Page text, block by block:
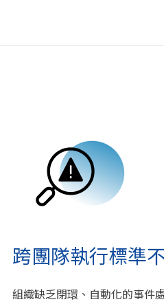
跨團隊執行標準
組織缺乏閉環、自動化的事件